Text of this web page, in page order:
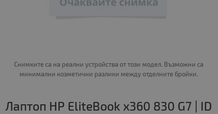
Снимките са на реални устройства от този модел. Възможни са
минимални козметични разлики между отделните бройки.
Лаптоп HP EliteBook x360 830 G7 | ID